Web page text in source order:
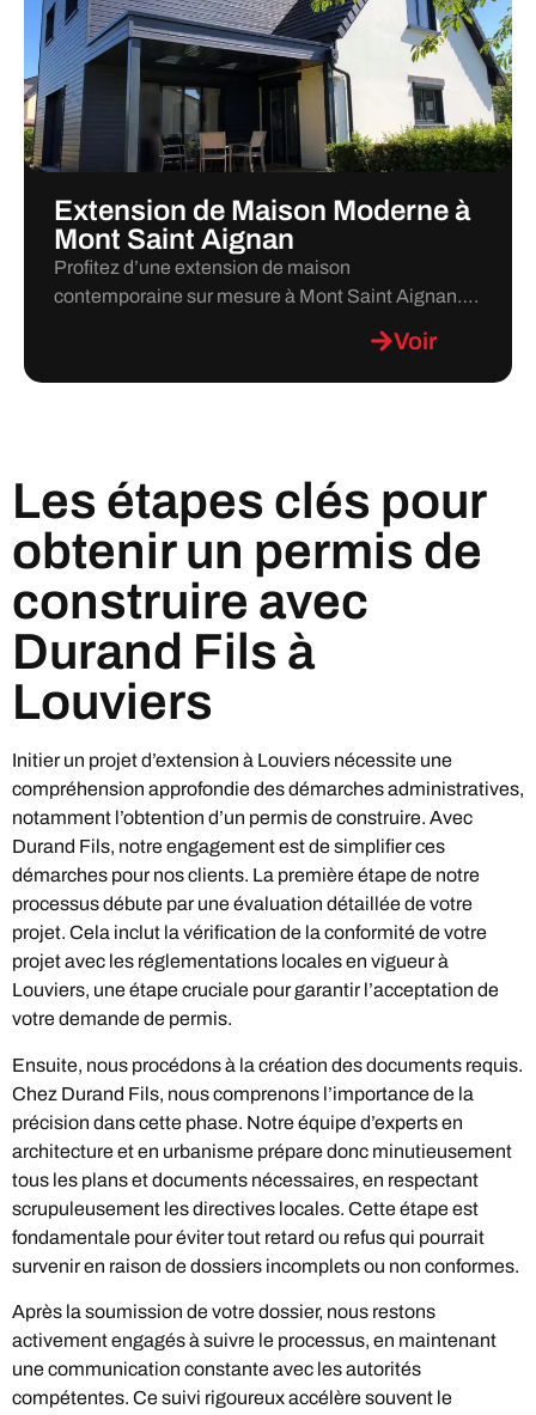
Extension de Maison Moderne à
Mont Saint Aignan
Profitez d’une extension de maison
contemporaine sur mesure à Mont Saint Aignan….
Voir
Les étapes clés pour
obtenir un permis de
construire avec
Durand Fils à
Louviers
Initier un projet d’extension à Louviers nécessite une
compréhension approfondie des démarches administratives,
notamment l’obtention d’un permis de construire. Avec
Durand Fils, notre engagement est de simplifier ces
démarches pour nos clients. La première étape de notre
processus débute par une évaluation détaillée de votre
projet. Cela inclut la vérification de la conformité de votre
projet avec les réglementations locales en vigueur à
Louviers, une étape cruciale pour garantir l’acceptation de
votre demande de permis.
Ensuite, nous procédons à la création des documents requis.
Chez Durand Fils, nous comprenons l’importance de la
précision dans cette phase. Notre équipe d’experts en
architecture et en urbanisme prépare donc minutieusement
tous les plans et documents nécessaires, en respectant
scrupuleusement les directives locales. Cette étape est
fondamentale pour éviter tout retard ou refus qui pourrait
survenir en raison de dossiers incomplets ou non conformes.
Après la soumission de votre dossier, nous restons
activement engagés à suivre le processus, en maintenant
une communication constante avec les autorités
compétentes. Ce suivi rigoureux accélère souvent le